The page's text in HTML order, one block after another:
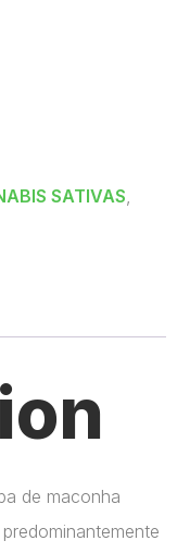
SATIVAS,
de maconha